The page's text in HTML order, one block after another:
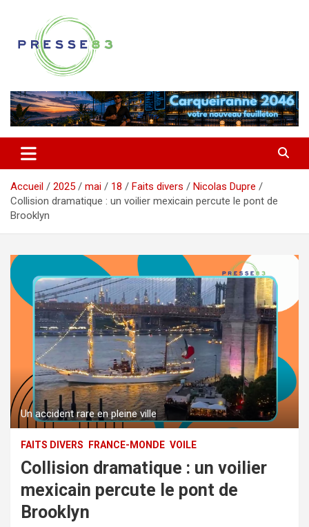
contenu
Presse 83
Accueil 2025 mai 18 Faits divers
Nicolas Dupre
Collision dramatique : un voilier mexicain percute le pont de
Brooklyn
Un accident rare en pleine ville
FAITS DIVERS FRANCE-MONDE VOILE
Collision dramatique : un voilier
mexicain percute le pont de
Brooklyn